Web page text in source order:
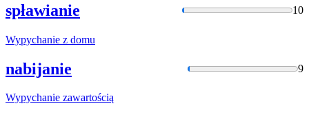
spławianie 10
Wypychanie z domu
nabijanie 9
Wypychanie zawartością